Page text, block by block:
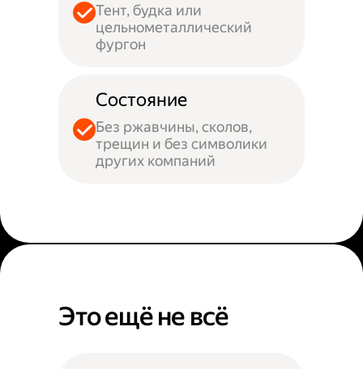
Тент, будка или
цельнометаллический
фургон
Состояние
Без ржавчины, сколов,
трещин и без символики
других компаний
Это ещё не всё